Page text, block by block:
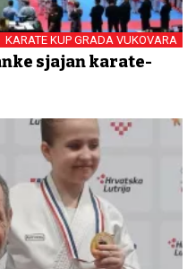
KARATE KUP GRADA VUKOVARA
sjajan karate-